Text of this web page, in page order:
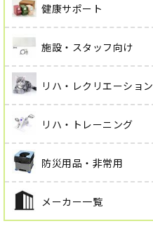
健康サポート
施設・スタッフ向け
リハ・レクリエーション
リハ・トレーニング
防災用品・非常用
メーカー一覧